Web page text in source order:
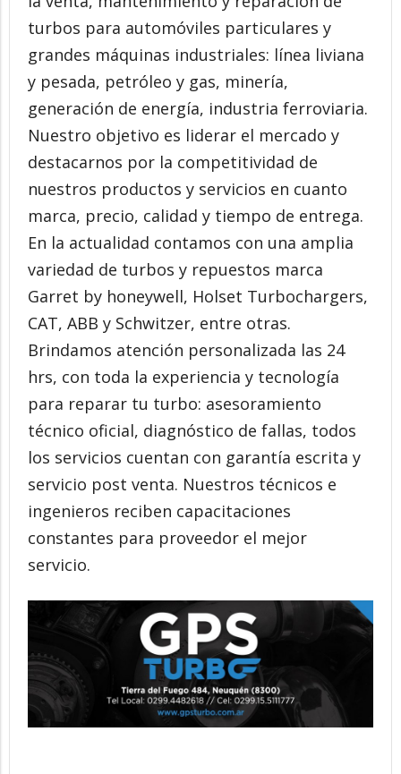
turbos para automóviles particulares y
grandes máquinas industriales: línea liviana
y pesada, petróleo y gas, minería,
generación de energía, industria ferroviaria.
Nuestro objetivo es liderar el mercado y
destacarnos por la competitividad de
nuestros productos y servicios en cuanto
marca, precio, calidad y tiempo de entrega.
En la actualidad contamos con una amplia
variedad de turbos y repuestos marca
Garret by honeywell, Holset Turbochargers,
CAT, ABB y Schwitzer, entre otras.
Brindamos atención personalizada las 24
hrs, con toda la experiencia y tecnología
para reparar tu turbo: asesoramiento
técnico oficial, diagnóstico de fallas, todos
los servicios cuentan con garantía escrita y
servicio post venta. Nuestros técnicos e
ingenieros reciben capacitaciones
constantes para proveedor el mejor
servicio.